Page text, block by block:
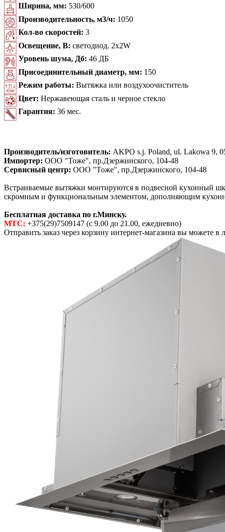
Ширина, мм: 530/600
Производительность, м3/ч: 1050
Кол-во скоростей: 3
Освещение, В: светодиод. 2x2W
Уровень шума, Дб: 46 ДБ
Присоединительный диаметр, мм: 150
Режим работы: Вытяжка или воздухоочиститель
Цвет: Нержавеющая сталь и черное стекло
Гарантия: 36 мес.
Производитель/изготовитель: AKPO s.j. Poland, ul. Lakowa 9,
Импортер: ООО "Тоже", пр.Дзержинского, 104-48
Сервисный центр: ООО "Тоже", пр.Дзержинского, 104-48
Встраиваемые вытяжки монтируются в подвесной кухонный
скромным и функциональным элементом, дополняющим
Бесплатная доставка по г.Минску.
МТС: +375(29)7509147 (с 9.00 до 21.00, ежедневно)
Отправить заказ через корзину интернет-магазина вы можете